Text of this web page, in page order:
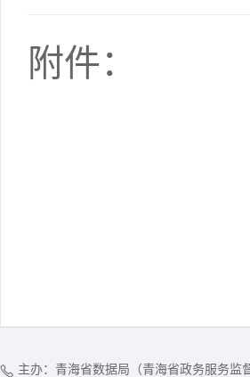
附件：
主办：青海省数据局（青海省政务服务监